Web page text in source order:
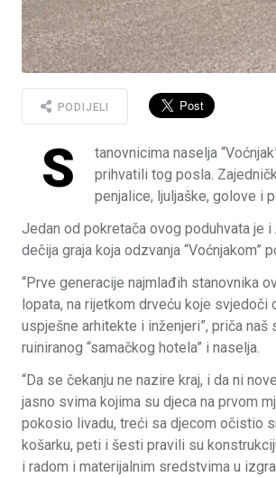
PODIJELI
S
tanovnicima naselja
prihvatili tog posla.
penjalice, ljuljaške, golove i
Jedan od pokretača ovog poduhvata je
dečija graja koja odzvanja
“Prve generacije najmlađih stanovnika
lopata, na rijetkom drveću koje
uspješne arhitekte i inženjeri”, priča
ruiniranog “samačkog hotela” i naselja.
“Da se čekanju ne nazire kraj, i da ni
jasno svima kojima su djeca na prvom
pokosio livadu, treći sa djecom očistio
košarku, peti i šesti pravili su
i radom i materijalnim sredstvima u